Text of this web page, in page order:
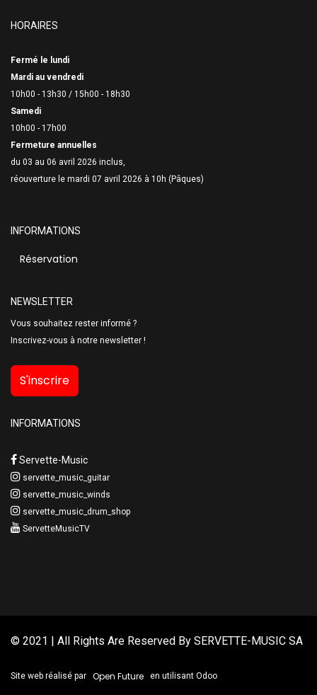
HORAIRES
Fermé le lundi
Mardi au vendredi
10h00 - 13h30 / 15h00 - 18h30
Samedi
10h00 - 17h00
Fermeture annuelles
du 03 au 06 avril 2026 inclus,
réouverture le mardi 07 avril 2026 à 10h (Pâques)
INFORMATIONS
Réservation
NEWSLETTER
Vous souhaitez rester informé ?
Inscrivez-vous à notre newsletter !
S'inscrire
INFORMATIONS
Servette-Music
servette_music_guitar
servette_music_winds
servette_music_drum_shop
ServetteMusicTV
© 2021 | All Rights Are Reserved By SERVETTE-MUSIC SA
Site web réalisé par Open Future en utilisant Odoo